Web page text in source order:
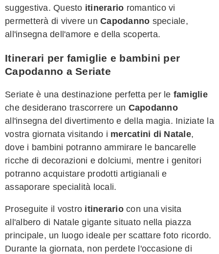
suggestiva. Questo itinerario romantico vi
permetterà di vivere un Capodanno speciale,
all'insegna dell'amore e della scoperta.
Itinerari per famiglie e bambini per
Capodanno a Seriate
Seriate è una destinazione perfetta per le famiglie
che desiderano trascorrere un Capodanno
all'insegna del divertimento e della magia. Iniziate la
vostra giornata visitando i mercatini di Natale,
dove i bambini potranno ammirare le bancarelle
ricche di decorazioni e dolciumi, mentre i genitori
potranno acquistare prodotti artigianali e
assaporare specialità locali.
Proseguite il vostro itinerariocon una visita
all'albero di Natale gigante situato nella piazza
principale, un luogo ideale per scattare foto ricordo.
Durante la giornata, non perdete l'occasione di